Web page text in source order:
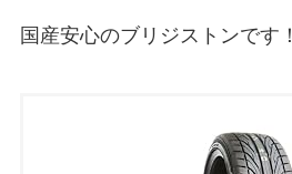
国産安心のブリジストンです！